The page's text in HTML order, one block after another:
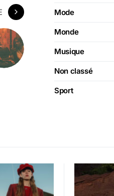
Mode
Monde
Musique
Non classé
Sport